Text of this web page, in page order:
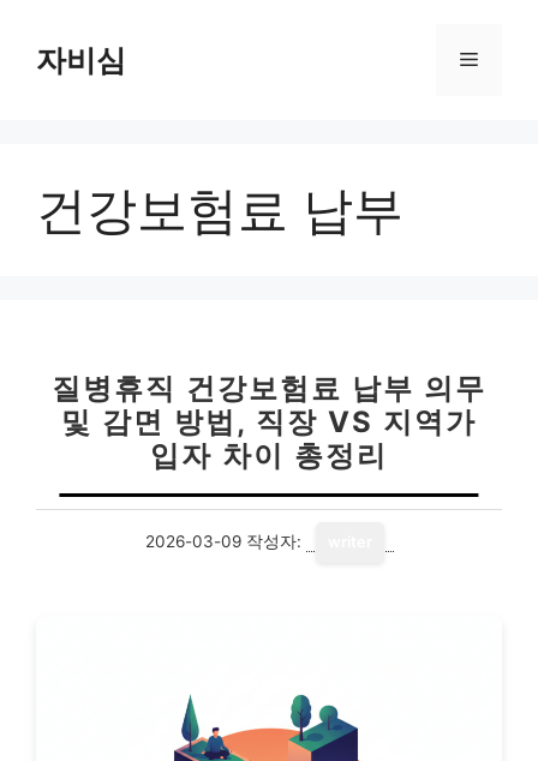
자비심 메
건강보험료 납부
질병휴직 건강보험료 납부 의무
및 감면 방법, 직장 VS 지역가
입자 차이 총정리
2026-03-09 작성자: